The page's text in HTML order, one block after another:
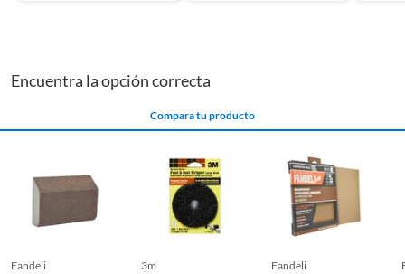
Encuentra la opción correcta
Compara tu producto
fandeli 3m fandeli